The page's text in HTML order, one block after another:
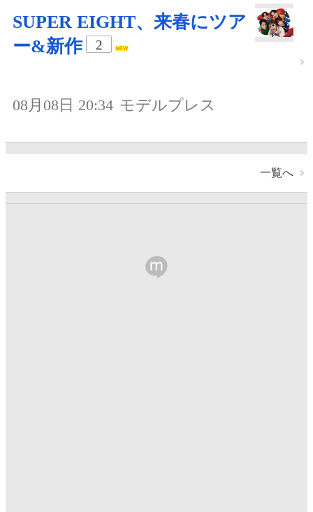
SUPER EIGHT、来春にツア
ー&新作
2
08月08日 20:34 モデルプレス
一覧へ